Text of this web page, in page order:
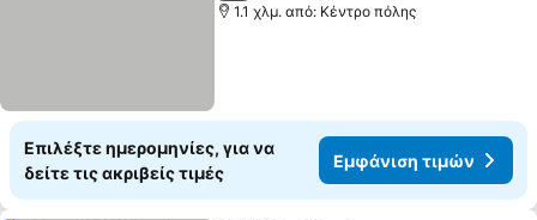
1.1 χλμ. από: Κέντρο πόλης
Επιλέξτε ημερομηνίες, για να
δείτε τις ακριβείς τιμές
Εμφάνιση τιμών